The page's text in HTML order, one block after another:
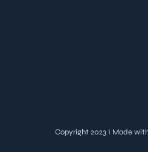
Copyright 2023 I Made